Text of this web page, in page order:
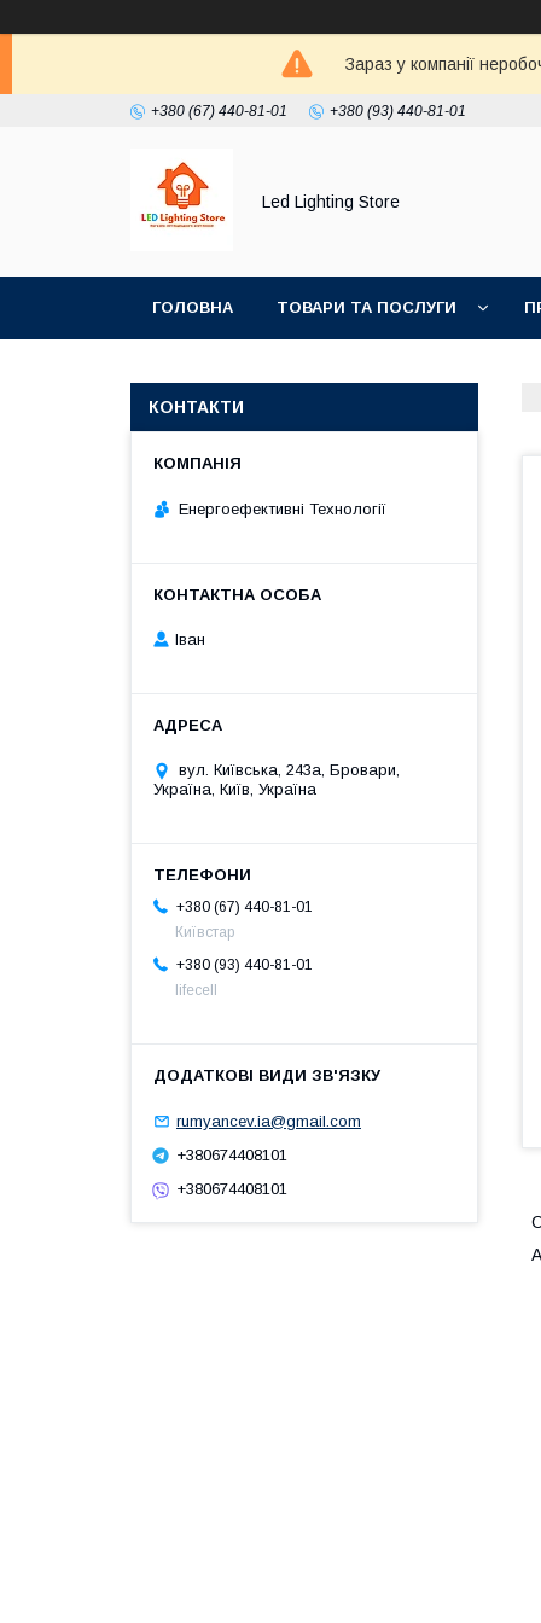
Зараз у компанії
+380 (67) 440-81-01 +380 (93) 440-81-01
Led Lighting Store
ГОЛОВНА ТОВАРИ ТА ПОСЛУГИ
КОНТАКТИ
Енергоефективні Технології
Іван
вул. Київська, 243а, Бровари,
Україна, Київ, Україна
+380 (67) 440-81-01
Київстар
+380 (93) 440-81-01
lifecell
rumyancev.ia@gmail.com
+380674408101
+380674408101